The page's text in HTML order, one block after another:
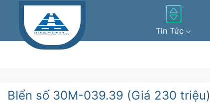
Tin Tức
BIển số 30M-039.39 (Giá 230 triệu)